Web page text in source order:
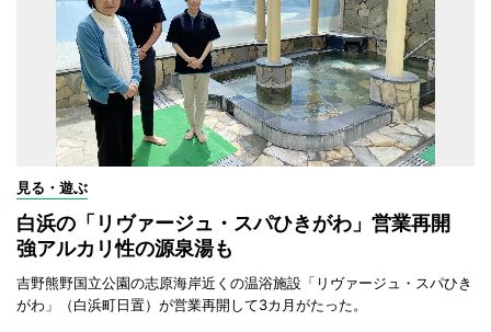
見る・遊ぶ
白浜の「リヴァージュ・スパひきがわ」営業再開
強アルカリ性の源泉湯も
吉野熊野国立公園の志原海岸近くの温浴施設「リヴァージュ・スパひき
がわ」（白浜町日置）が営業再開して3カ月がたった。